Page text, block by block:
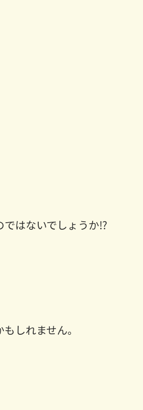
ではないでしょうか⁉︎
しれません。